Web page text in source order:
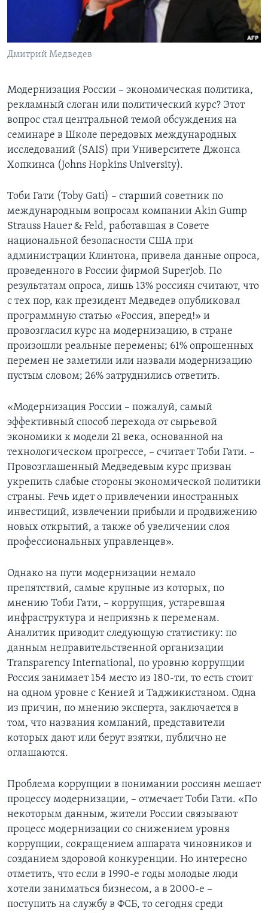
Learning English
СОЦИАЛЬНЫЕ СЕТИ
Языки
Дмитрий Медведев
Модернизация России – экономическая политика,
рекламный слоган или политический курс? Этот
вопрос стал центральной темой обсуждения на
семинаре в Школе передовых международных
исследований (SAIS) при Университете Джонса
Хопкинса (Johns Hopkins University).
Тоби Гати (Toby Gati) – старший советник по
международным вопросам компании Akin Gump
Strauss Hauer & Feld, работавшая в Совете
национальной безопасности США при
администрации Клинтона, привела данные опроса,
проведенного в России фирмой SuperJob. По
результатам опроса, лишь 13% россиян считают, что
с тех пор, как президент Медведев опубликовал
программную статью «Россия, вперед!» и
провозгласил курс на модернизацию, в стране
произошли реальные перемены; 61% опрошенных
перемен не заметили или назвали модернизацию
пустым словом; 26% затруднились ответить.
«Модернизация России – пожалуй, самый
эффективный способ перехода от сырьевой
экономики к модели 21 века, основанной на
технологическом прогрессе, – считает Тоби Гати. –
Провозглашенный Медведевым курс призван
укрепить слабые стороны экономической политики
страны. Речь идет о привлечении иностранных
инвестиций, извлечении прибыли и продвижению
новых открытий, а также об увеличении слоя
профессиональных управленцев».
Однако на пути модернизации немало
препятствий, самые крупные из которых, по
мнению Тоби Гати, – коррупция, устаревшая
инфраструктура и неприязнь к переменам.
Аналитик приводит следующую статистику: по
данным неправительственной организации
Transparency International, по уровню коррупции
Россия занимает 154 место из 180-ти, то есть стоит
на одном уровне с Кенией и Таджикистаном. Одна
из причин, по мнению эксперта, заключается в
том, что названия компаний, представители
которых дают или берут взятки, публично не
оглашаются.
Проблема коррупции в понимании россиян мешает
процессу модернизации, – отмечает Тоби Гати. «По
некоторым данным, жители России связывают
процесс модернизации со снижением уровня
коррупции, сокращением аппарата чиновников и
созданием здоровой конкуренции. Но интересно
отметить, что если в 1990-е годы молодые люди
хотели заниматься бизнесом, а в 2000-е –
поступить на службу в ФСБ, то сегодня среди